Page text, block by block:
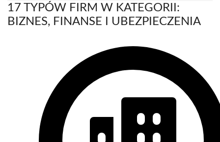
17 TYPÓW FIRM W KATEGORII:
BIZNES, FINANSE I UBEZPIECZENIA